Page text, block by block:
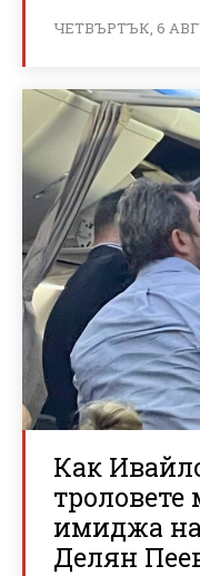
ЧЕТВЪРТЪК, 6
Как
троловете
имиджа
Делян